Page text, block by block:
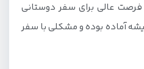
عالی برای سفر دوستانی
آماده بوده و مشکلی با سفر